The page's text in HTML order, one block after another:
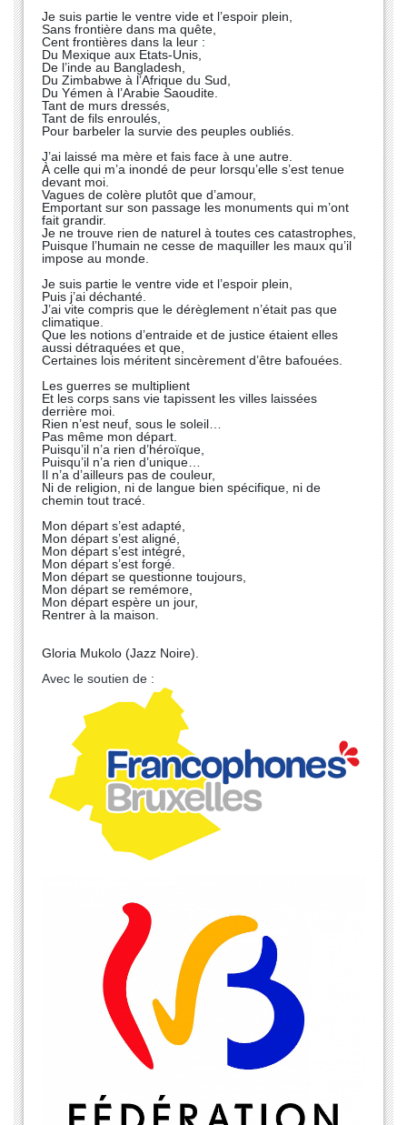
Je suis partie le ventre vide et l’espoir plein,
Sans frontière dans ma quête,
Cent frontières dans la leur :
Du Mexique aux Etats-Unis,
De l’inde au Bangladesh,
Du Zimbabwe à l’Afrique du Sud,
Du Yémen à l’Arabie Saoudite.
Tant de murs dressés,
Tant de fils enroulés,
Pour barbeler la survie des peuples oubliés.
J’ai laissé ma mère et fais face à une autre.
À celle qui m’a inondé de peur lorsqu’elle s’est tenue
devant moi.
Vagues de colère plutôt que d’amour,
Emportant sur son passage les monuments qui m’ont
fait grandir.
Je ne trouve rien de naturel à toutes ces catastrophes,
Puisque l’humain ne cesse de maquiller les maux qu’il
impose au monde.
Je suis partie le ventre vide et l’espoir plein,
Puis j’ai déchanté.
J’ai vite compris que le dérèglement n’était pas que
climatique.
Que les notions d’entraide et de justice étaient elles
aussi détraquées et que,
Certaines lois méritent sincèrement d’être bafouées.
Les guerres se multiplient
Et les corps sans vie tapissent les villes laissées
derrière moi.
Rien n’est neuf, sous le soleil…
Pas même mon départ.
Puisqu’il n’a rien d’héroïque,
Puisqu’il n’a rien d’unique…
Il n’a d’ailleurs pas de couleur,
Ni de religion, ni de langue bien spécifique, ni de
chemin tout tracé.
Mon départ s’est adapté,
Mon départ s’est aligné,
Mon départ s’est intégré,
Mon départ s’est forgé.
Mon départ se questionne toujours,
Mon départ se remémore,
Mon départ espère un jour,
Rentrer à la maison.
Gloria Mukolo (Jazz Noire).
Avec le soutien de :